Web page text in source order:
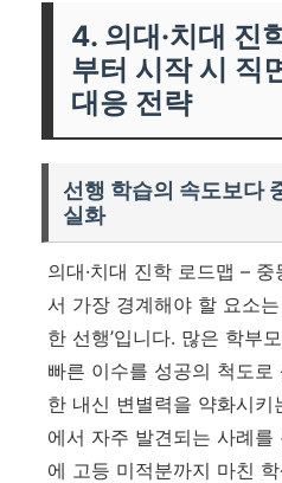
4. 의대·치대 진
부터 시작 시 직
대응 전략
선행 학습의 속도보다
실화
의대·치대 진학 로드맵 –
서 가장 경계해야 할 요소
한 선행’입니다. 많은 학부
빠른 이수를 성공의 척도
한 내신 변별력을 약화시
에서 자주 발견되는 사례를
에 고등 미적분까지 마친